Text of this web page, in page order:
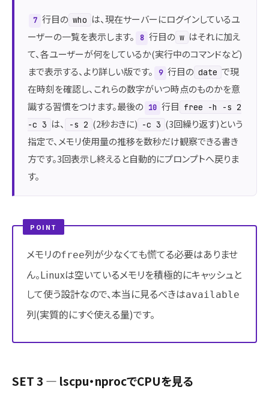
7 行目の who は、現在サーバーにログインしているユ
ーザーの一覧を表示します。
8 行目の w はそれに加え
て、各ユーザーが何をしているか(実行中のコマンドなど)
まで表示する、より詳しい版です。
9 行目の date で現
在時刻を確認し、これらの数字がいつ時点のものかを意
識する習慣をつけます。最後の
10 行目 free -h -s 2
-c 3 は、 -s 2 (2秒おきに) -c 3 (3回繰り返す)という
指定で、メモリ使用量の推移を数秒だけ観察できる書き
方です。3回表示し終えると自動的にプロンプトへ戻りま
す。
POINT
メモリのfree列が少なくても慌てる必要はありませ
ん。Linuxは空いているメモリを積極的にキャッシュと
して使う設計なので、本当に見るべきはavailable
列(実質的にすぐ使える量)です。
SET 3 ― lscpu・nprocでCPUを見る